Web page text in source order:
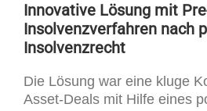
Innovative Lösung mit
Insolvenzverfahren nach
Insolvenzrecht
Die Lösung war eine kluge
Asset-Deals mit Hilfe eines